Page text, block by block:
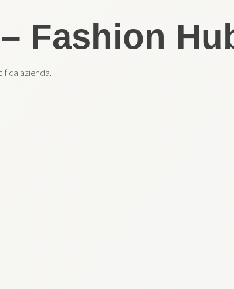
Fashion
azienda.